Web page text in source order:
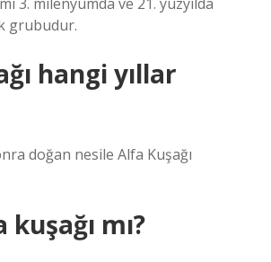
grubudur.
hangi yıllar
doğan nesile Alfa Kuşağı
mı?